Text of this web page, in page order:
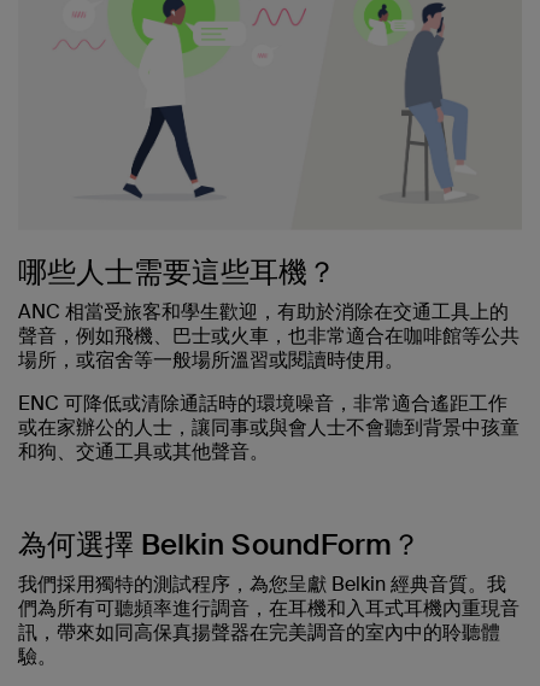
哪些人士需要這些耳機？
ANC 相當受旅客和學生歡迎，有助於消除在交通工具上的
聲音，例如飛機、巴士或火車，也非常適合在咖啡館等公共
場所，或宿舍等一般場所溫習或閱讀時使用。
ENC 可降低或清除通話時的環境噪音，非常適合遙距工作
或在家辦公的人士，讓同事或與會人士不會聽到背景中孩童
和狗、交通工具或其他聲音。
為何選擇 Belkin SoundForm？
我們採用獨特的測試程序，為您呈獻 Belkin 經典音質。我
們為所有可聽頻率進行調音，在耳機和入耳式耳機內重現音
訊，帶來如同高保真揚聲器在完美調音的室內中的聆聽體
驗。​